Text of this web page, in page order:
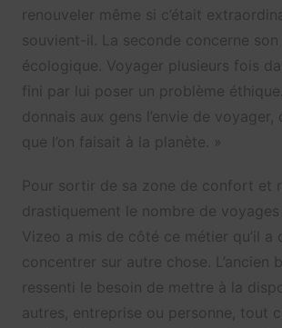
renouveler même si c’était
souvient-il. La seconde concerne
écologique. Voyager plusieurs fois
fini par lui poser un problème
donnais aux gens l’envie de voyager,
que l’on faisait à la planète. »
Pour sortir de sa zone de confort et
drastiquement le nombre de voyages
Vizeo a mis de côté ce métier qu’il a
concentrer sur autre chose. L’ancien
ressenti le besoin de mettre à la
autres, entreprise ou personne, tout